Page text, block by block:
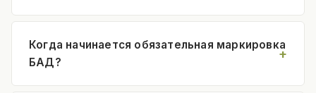
Когда начинается обязательная маркировка
БАД?